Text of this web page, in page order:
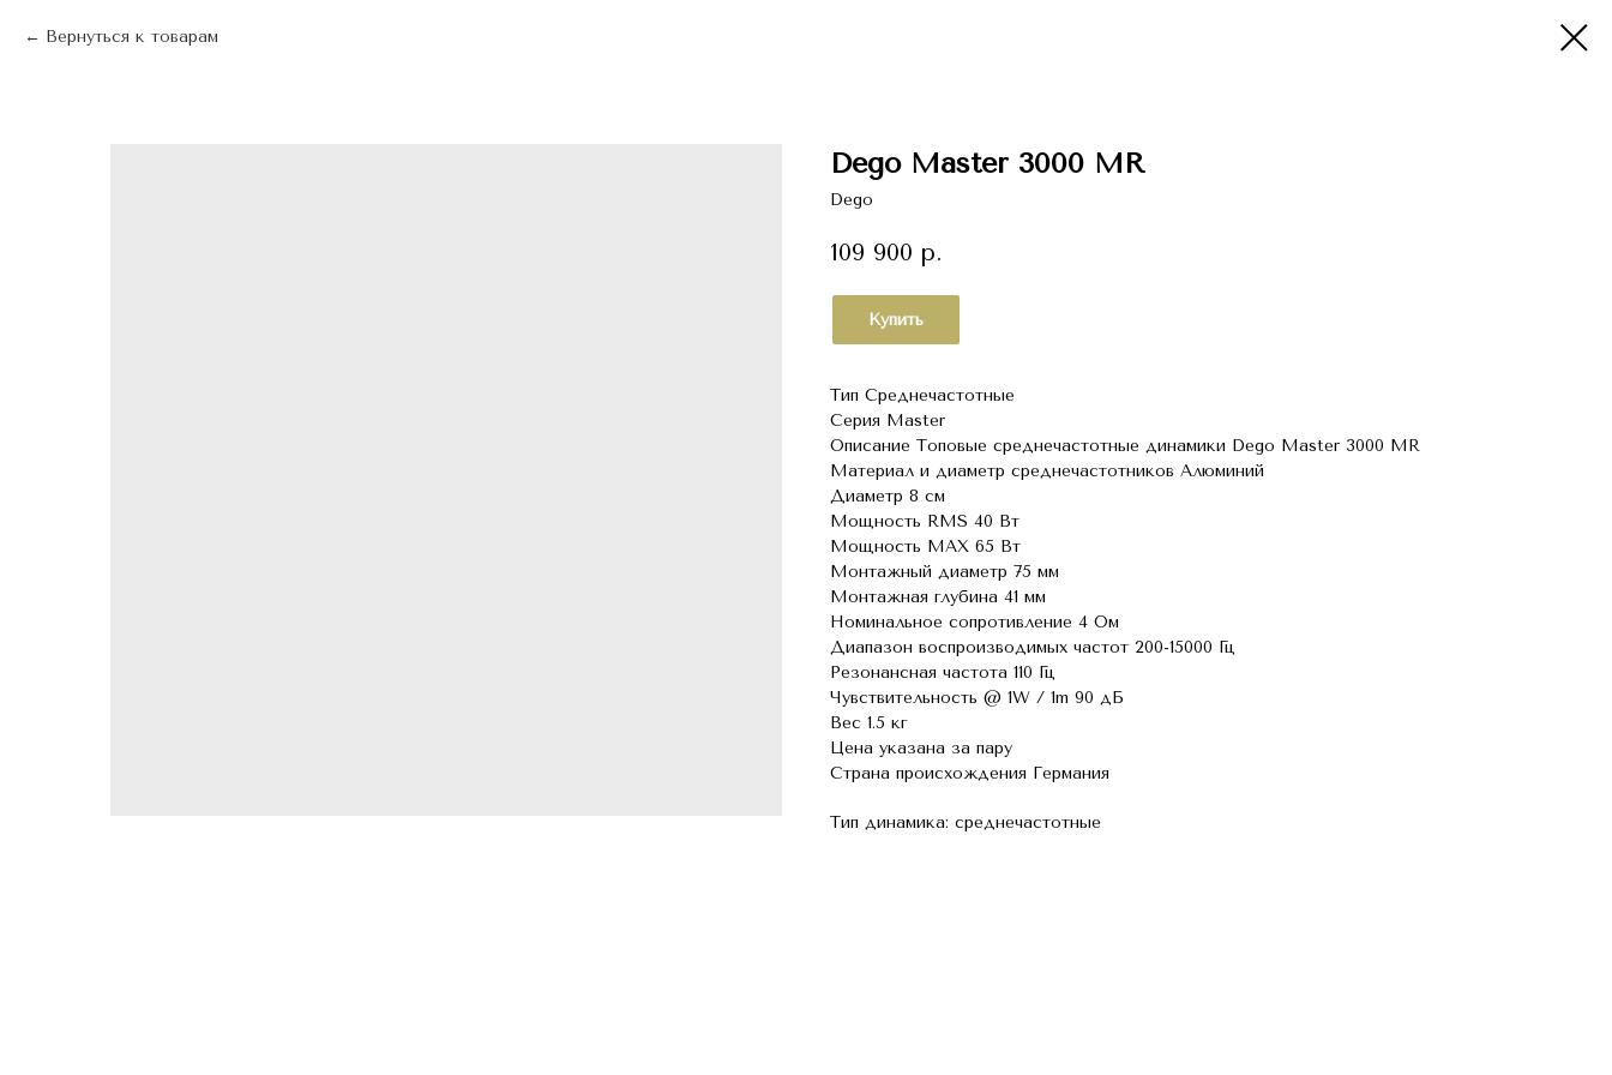
Вернуться к товарам
Dego Master 3000 MR
Dego
109 900 р.
Купить
Тип Среднечастотные
Серия Master
Описание Топовые среднечастотные динамики Dego Master 3000 MR
Материал и диаметр среднечастотников Алюминий
Диаметр 8 см
Мощность RMS 40 Вт
Мощность MAX 65 Вт
Монтажный диаметр 75 мм
Монтажная глубина 41 мм
Номинальное сопротивление 4 Ом
Диапазон воспроизводимых частот 200-15000 Гц
Резонансная частота 110 Гц
Чувствительность @ 1W / 1m 90 дБ
Вес 1.5 кг
Цена указана за пару
Страна происхождения Германия
Тип динамика: среднечастотные